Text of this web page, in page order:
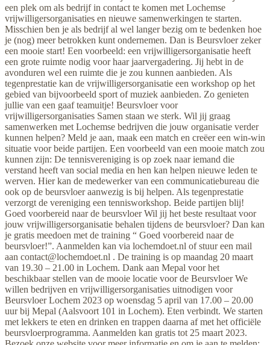
een plek om als bedrijf in contact te komen met Lochemse
vrijwilligersorganisaties en nieuwe samenwerkingen te starten.
Misschien ben je als bedrijf al wel langer bezig om te bedenken hoe
je (nog) meer betrokken kunt ondernemen. Dan is Beursvloer zeker
een mooie start! Een voorbeeld: een vrijwilligersorganisatie heeft
een grote ruimte nodig voor haar jaarvergadering. Jij hebt in de
avonduren wel een ruimte die je zou kunnen aanbieden. Als
tegenprestatie kan de vrijwilligersorganisatie een workshop op het
gebied van bijvoorbeeld sport of muziek aanbieden. Zo genieten
jullie van een gaaf teamuitje! Beursvloer voor
vrijwilligersorganisaties Samen staan we sterk. Wil jij graag
samenwerken met Lochemse bedrijven die jouw organisatie verder
kunnen helpen? Meld je aan, maak een match en creëer een win-win
situatie voor beide partijen. Een voorbeeld van een mooie match zou
kunnen zijn: De tennisvereniging is op zoek naar iemand die
verstand heeft van social media en hen kan helpen nieuwe leden te
werven. Hier kan de medewerker van een communicatiebureau die
ook op de beursvloer aanwezig is bij helpen. Als tegenprestatie
verzorgt de vereniging een tennisworkshop. Beide partijen blij!
Goed voorbereid naar de beursvloer Wil jij het beste resultaat voor
jouw vrijwilligersorganisatie behalen tijdens de beursvloer? Dan kan
je gratis meedoen met de training “ Goed voorbereid naar de
beursvloer!”. Aanmelden kan via lochemdoet.nl of stuur een mail
aan contact@lochemdoet.nl . De training is op maandag 20 maart
van 19.30 – 21.00 in Lochem. Dank aan Mepal voor het
beschikbaar stellen van de mooie locatie voor de Beursvloer We
willen bedrijven en vrijwilligersorganisaties uitnodigen voor
Beursvloer Lochem 2023 op woensdag 5 april van 17.00 – 20.00
uur bij Mepal (Aalsvoort 101 in Lochem). Eten verbindt. We starten
met lekkers te eten en drinken en trappen daarna af met het officiële
beursvloerprogramma. Aanmelden kan gratis tot 25 maart 2023.